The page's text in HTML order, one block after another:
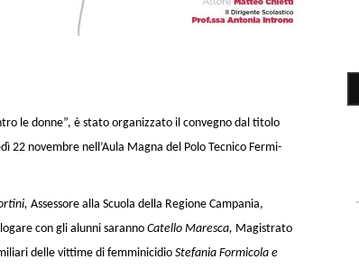
le donne”, è stato organizzato il convegno dal titolo
22 novembre nell’Aula Magna del Polo Tecnico Fermi-
Assessore alla Scuola della Regione Campania,
con gli alunni saranno Catello Maresca, Magistrato
delle vittime di femminicidio Stefania Formicola e